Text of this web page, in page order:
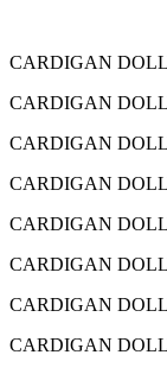
CARDIGAN
CARDIGAN
CARDIGAN
CARDIGAN
CARDIGAN
CARDIGAN
CARDIGAN
CARDIGAN